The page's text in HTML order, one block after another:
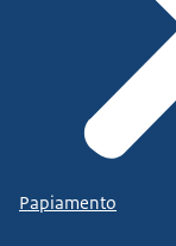
Papiamento